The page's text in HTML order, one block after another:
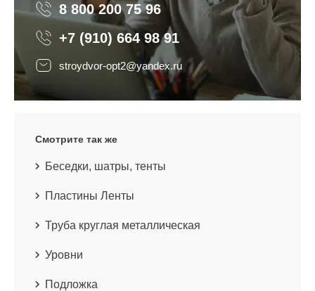
8 800 200 75 96 8 800 200 75 96
+7 (910) 664 98 91
stroydvor-opt2@yandex.ru
Смотрите так же
Беседки, шатры, тенты
Пластины Ленты
Труба круглая металлическая
Уровни
Подложка